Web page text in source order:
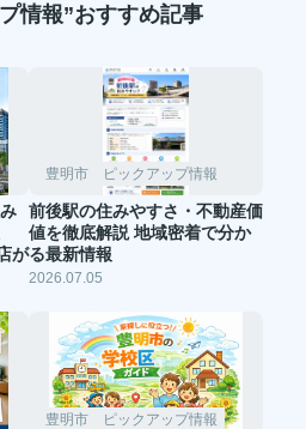
情報”おすすめ記事
が
豊明市 ピックアップ情報
前後駅の住みやすさ・不動産価
値を徹底解説 地域密着で分か
る最新情報
2026.07.05
豊明市 ピックアップ情報